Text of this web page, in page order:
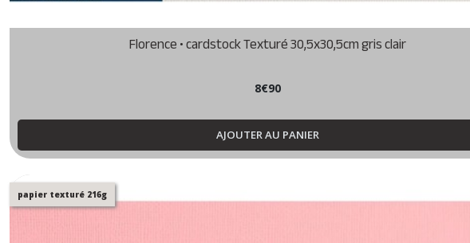
Florence • cardstock Texturé 30,5x30,5cm gris clair
8€90
AJOUTER AU PANIER
papier texturé 216g